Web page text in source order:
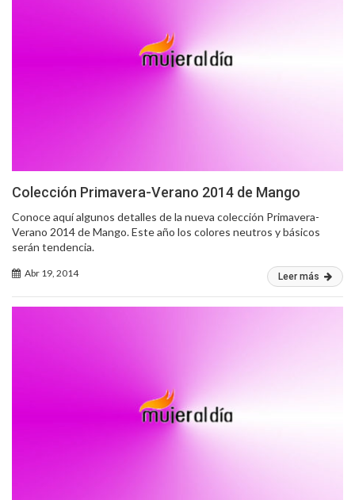
Colección Primavera-Verano 2014 de Mango
Conoce aquí algunos detalles de la nueva colección Primavera-
Verano 2014 de Mango. Este año los colores neutros y básicos
serán tendencia.
Abr 19, 2014 Leer más